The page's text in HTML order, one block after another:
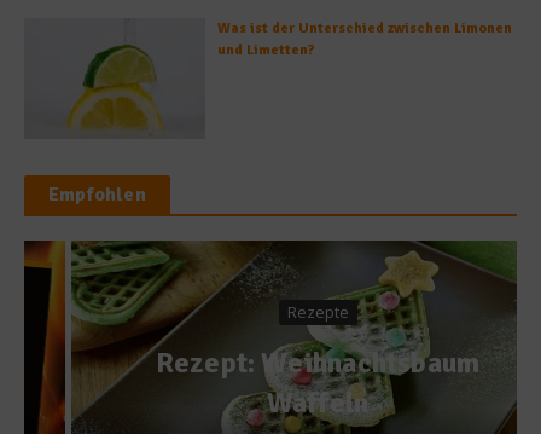
Was ist der Unterschied zwischen Limonen
und Limetten?
Empfohlen
Rezepte
Rezept: Weihnachtsbaum
Waffeln